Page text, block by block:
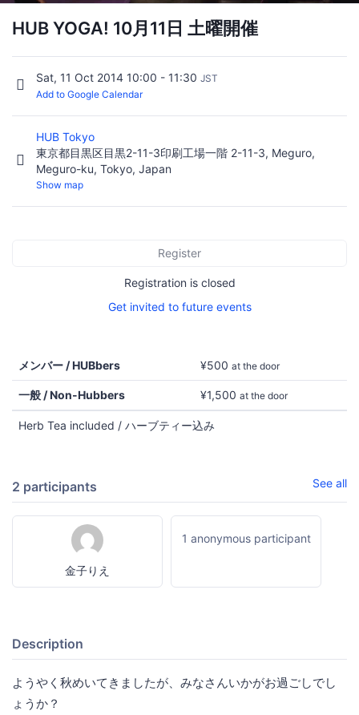
HUB YOGA! 10月11日 土曜開催
Sat, 11 Oct 2014 10:00 - 11:30 JST
Add to Google Calendar
HUB Tokyo
東京都目黒区目黒2-11-3印刷工場一階 2-11-3, Meguro,
Meguro-ku, Tokyo, Japan
Show map
Register
Registration is closed
Get invited to future events
メンバー / HUBbers ¥500 at the door
一般 / Non-Hubbers ¥1,500 at the door
Herb Tea included / ハーブティー込み
2 participants See all
金子りえ
1 anonymous participant
Description
ようやく秋めいてきましたが、みなさんいかがお過ごしでし
ょうか？